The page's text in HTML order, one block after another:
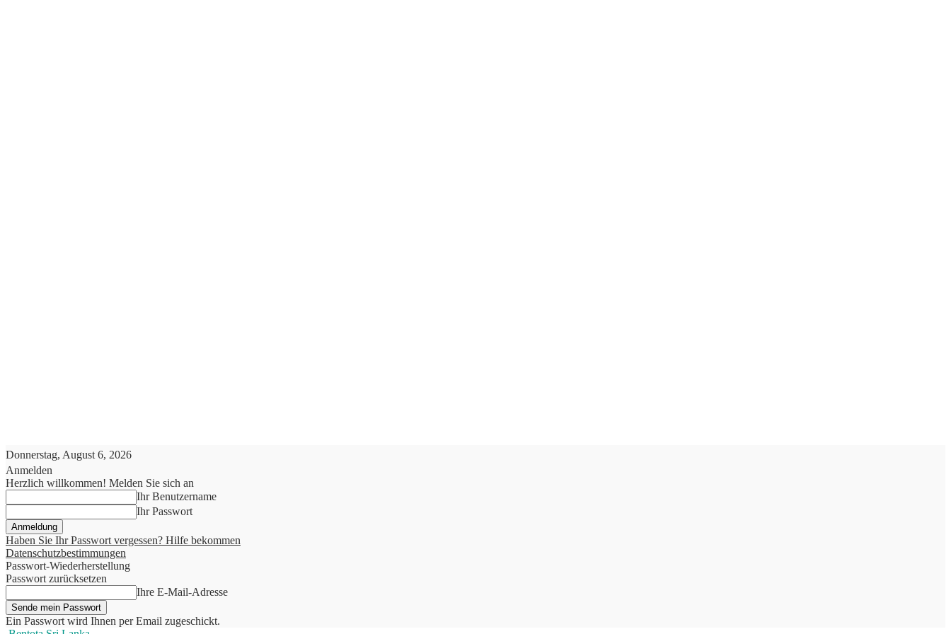
Donnerstag, August 6, 2026
Anmelden
Herzlich willkommen! Melden Sie sich an
Ihr Benutzername
Ihr Passwort
Haben Sie Ihr Passwort vergessen? Hilfe bekommen
Datenschutzbestimmungen
Passwort-Wiederherstellung
Passwort zurücksetzen
Ihre E-Mail-Adresse
Ein Passwort wird Ihnen per Email zugeschickt.